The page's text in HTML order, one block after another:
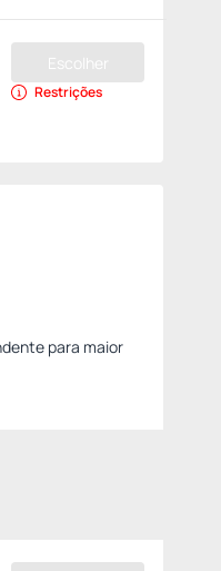
Escolher
Restrições
para maior